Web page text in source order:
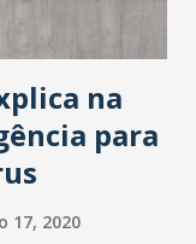
na
para
17, 2020